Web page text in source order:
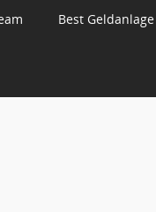
Best Geldanlage